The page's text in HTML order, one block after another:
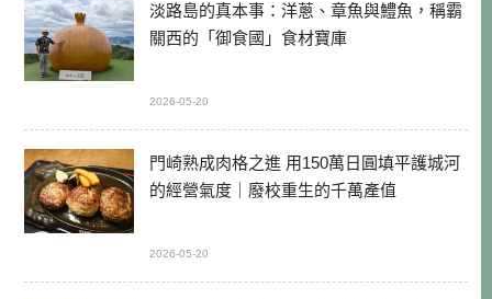
淡路島的真本事：洋蔥、章魚與鱧魚，稱霸
關西的「御食國」食材寶庫
2026-05-20
門崎熟成肉格之進 用150萬日圓填平護城河
的經營氣度｜廢校重生的千萬產值
2026-05-20